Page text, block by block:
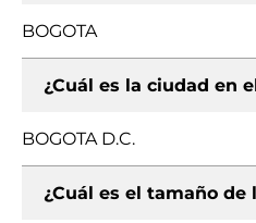
BOGOTA
¿Cuál es la ciudad en
BOGOTA D.C.
¿Cuál es el tamaño de